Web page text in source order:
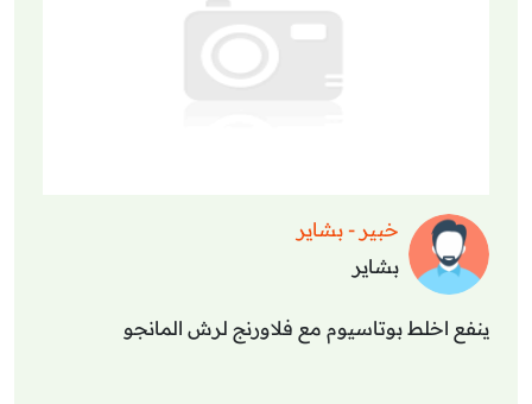
خبير - بشاير
بشاير
ينفع اخلط بوتاسيوم مع فلاورنج لرش المانجو